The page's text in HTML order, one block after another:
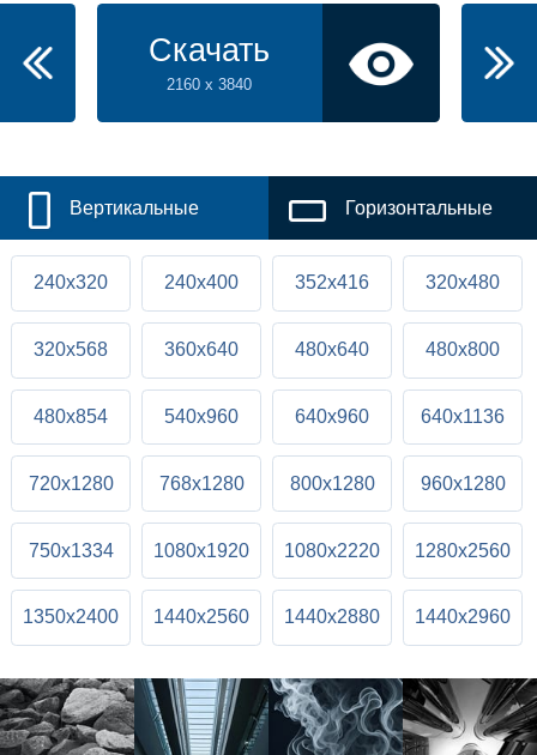
Скачать
2160 x 3840
Вертикальные Горизонтальные
240x320 240x400 352x416 320x480
320x568 360x640 480x640 480x800
480x854 540x960 640x960 640x1136
720x1280 768x1280 800x1280 960x1280
750x1334 1080x1920 1080x2220 1280x2560
1350x2400 1440x2560 1440x2880 1440x2960